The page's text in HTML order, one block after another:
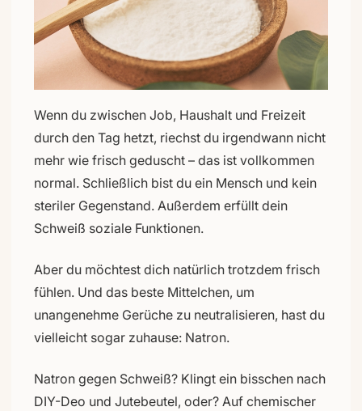
Wenn du zwischen Job, Haushalt und Freizeit
durch den Tag hetzt, riechst du irgendwann nicht
mehr wie frisch geduscht – das ist vollkommen
normal. Schließlich bist du ein Mensch und kein
steriler Gegenstand. Außerdem erfüllt dein
Schweiß soziale Funktionen.
Aber du möchtest dich natürlich trotzdem frisch
fühlen. Und das beste Mittelchen, um
unangenehme Gerüche zu neutralisieren, hast du
vielleicht sogar zuhause: Natron.
Natron gegen Schweiß? Klingt ein bisschen nach
DIY-Deo und Jutebeutel, oder? Auf chemischer